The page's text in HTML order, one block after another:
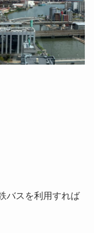
バスを利用すれば